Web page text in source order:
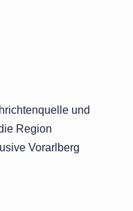
und
Region
Vorarlberg